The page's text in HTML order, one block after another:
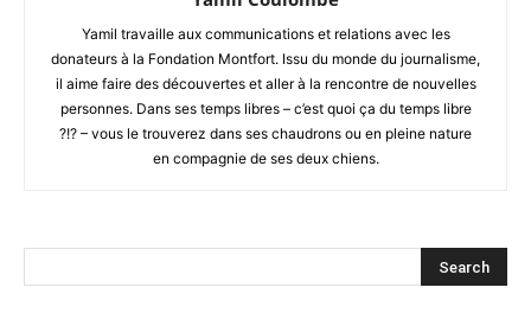
Yamil travaille aux communications et relations avec les
donateurs à la Fondation Montfort. Issu du monde du journalisme,
il aime faire des découvertes et aller à la rencontre de nouvelles
personnes. Dans ses temps libres – c’est quoi ça du temps libre
?!? – vous le trouverez dans ses chaudrons ou en pleine nature
en compagnie de ses deux chiens.